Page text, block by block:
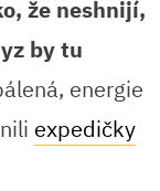
že neshnijí,
by tu
energie
expedičky